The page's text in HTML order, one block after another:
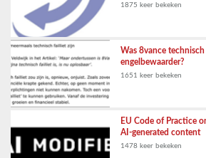
1875 keer bekeken
Was 8vance
engelbewaarder?
1651 keer bekeken
EU Code of Practice
AI-generated content
1478 keer bekeken